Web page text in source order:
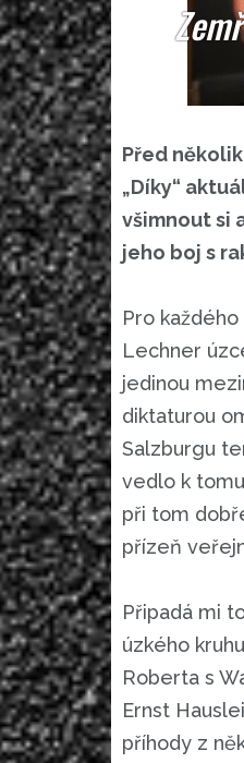
Před
„Díky“
všimnout si
jeho boj s
Pro
Lechner
jedinou
diktaturou
Salzburgu
vedlo k
při tom
přízeň
Připadá mi
úzkého
Roberta s
Ernst
příhody z